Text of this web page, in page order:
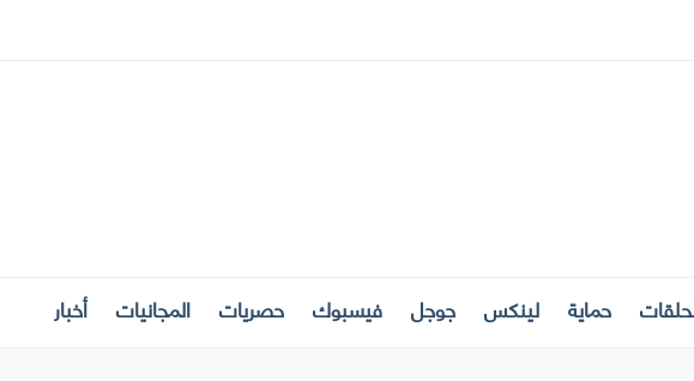
حماية لينكس جوجل فيسبوك حصريات المجانيات أخبار